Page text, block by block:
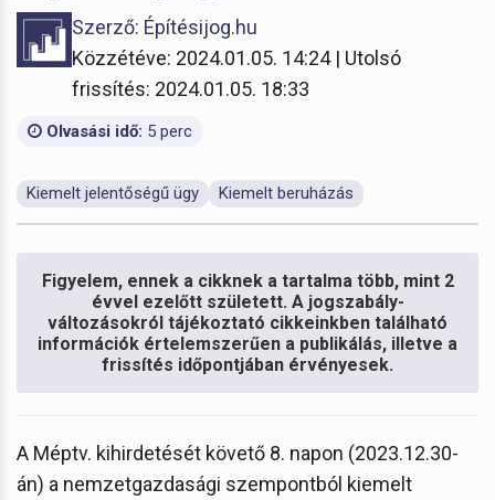
Szerző: Építésijog.hu
Közzétéve: 2024.01.05. 14:24 | Utolsó
frissítés: 2024.01.05. 18:33
Olvasási idő: 5 perc
Kiemelt jelentőségű ügy Kiemelt beruházás
Figyelem, ennek a cikknek a tartalma több, mint 2
évvel ezelőtt született. A jogszabály-
változásokról tájékoztató cikkeinkben található
információk értelemszerűen a publikálás, illetve a
frissítés időpontjában érvényesek.
A Méptv. kihirdetését követő 8. napon (2023.12.30-
án) a nemzetgazdasági szempontból kiemelt